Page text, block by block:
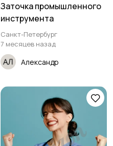
Заточка промышленного
инструмента
Санкт-Петербург
7 месяцев назад
Александр